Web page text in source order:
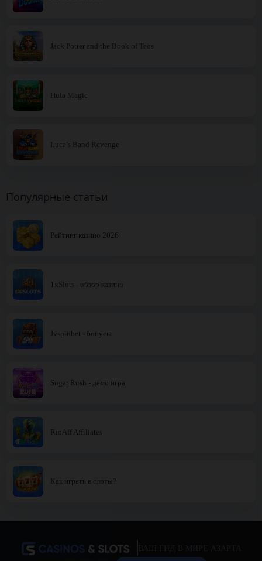
Jack Potter and the Book of Teos
Hula Magic
Luca’s Band Revenge
Популярные статьи
Рейтинг казино 2026
1xSlots - обзор казино
Jvspinbet - бонусы
Sugar Rush - демо игра
RioAff Affiliates
Как играть в слоты?